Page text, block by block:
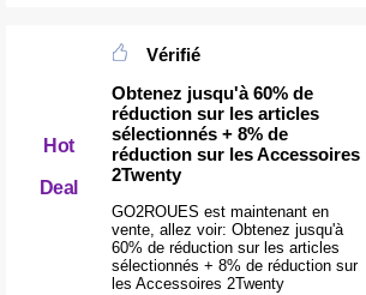
Hot
Deal
Vérifié
Obtenez jusqu'à 60% de
réduction sur les articles
sélectionnés + 8% de
réduction sur les Accessoires
2Twenty
GO2ROUES est maintenant en
vente, allez voir: Obtenez jusqu'à
60% de réduction sur les articles
sélectionnés + 8% de réduction sur
les Accessoires 2Twenty